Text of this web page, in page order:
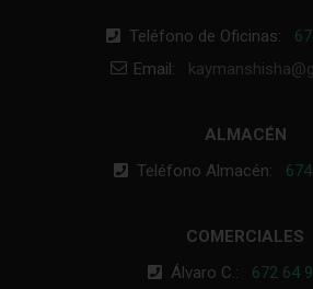
Teléfono de Oficinas:
Email:
ALMACÉN
Teléfono Almacén:
COMERCIALES
Álvaro C.: 672 64